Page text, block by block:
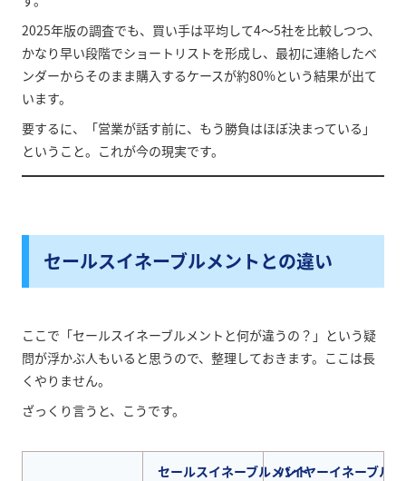
2025年版の調査でも、買い手は平均して4〜5社を比較しつつ、
かなり早い段階でショートリストを形成し、最初に連絡したベ
ンダーからそのまま購入するケースが約80%という結果が出て
います。
要するに、「営業が話す前に、もう勝負はほぼ決まっている」
ということ。これが今の現実です。
セールスイネーブルメントとの違い
ここで「セールスイネーブルメントと何が違うの？」という疑
問が浮かぶ人もいると思うので、整理しておきます。ここは長
くやりません。
ざっくり言うと、こうです。
セールスイネーブルメントバイヤーイネーブル